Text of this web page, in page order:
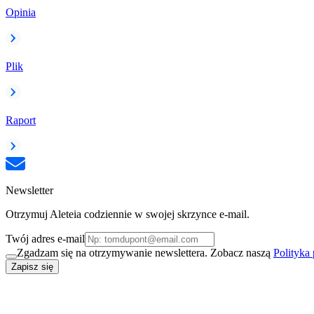
Opinia
Plik
Raport
Newsletter
Otrzymuj Aleteia codziennie w swojej skrzynce e-mail.
Twój adres e-mail
Zgadzam się na otrzymywanie newslettera. Zobacz naszą Polityka
Zapisz się